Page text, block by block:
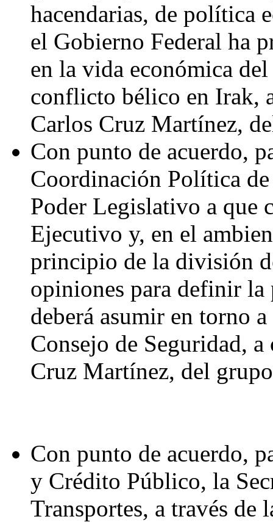
hacendarias, de política
el Gobierno Federal ha
en la vida económica
conflicto bélico en Irak,
Carlos Cruz Martínez,
Con punto de acuerdo,
Coordinación Política
Poder Legislativo a que
Ejecutivo y, en el
principio de la división
opiniones para definir la
deberá asumir en torno
Consejo de Seguridad,
Cruz Martínez, del
Con punto de acuerdo,
y Crédito Público, la
Transportes, a través de